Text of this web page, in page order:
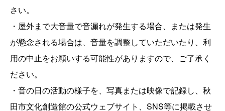
さい。
・屋外まで大音量で音漏れが発生する場合、または発生
が懸念される場合は、音量を調整していただいたり、利
用の中止をお願いする可能性がありますので、ご了承く
ださい。
・音の日の活動の様子を、写真または映像で記録し、秋
田市文化創造館の公式ウェブサイト、SNS等に掲載させ